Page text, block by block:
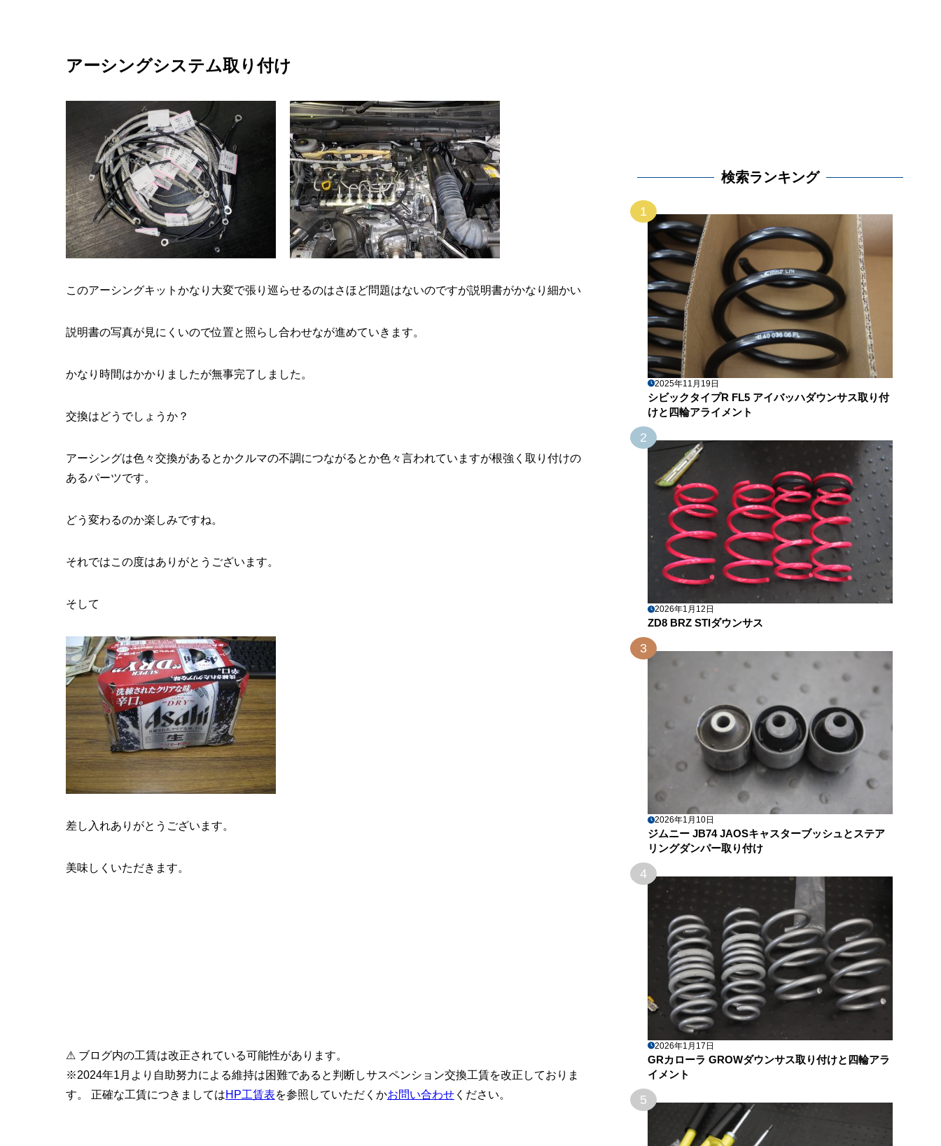
アーシングシステム取り付け
このアーシングキットかなり大変で張り巡らせるのはさほど問題はないのですが説明書がかなり細かい
説明書の写真が見にくいので位置と照らし合わせなが進めていきます。
かなり時間はかかりましたが無事完了しました。
交換はどうでしょうか？
アーシングは色々交換があるとかクルマの不調につながるとか色々言われていますが根強く取り付けの
あるパーツです。
どう変わるのか楽しみですね。
それではこの度はありがとうございます。
そして
差し入れありがとうございます。
美味しくいただきます。
⚠ ブログ内の工賃は改正されている可能性があります。
※2024年1月より自助努力による維持は困難であると判断しサスペンション交換工賃を改正しておりま
す。 正確な工賃につきましてはHP工賃表を参照していただくかお問い合わせください。
検索ランキング
1
2025年11月19日
シビックタイプR FL5 アイバッハダウンサス取り付
けと四輪アライメント
2
2026年1月12日
ZD8 BRZ STIダウンサス
3
2026年1月10日
ジムニー JB74 JAOSキャスターブッシュとステア
リングダンパー取り付け
4
2026年1月17日
GRカローラ GROWダウンサス取り付けと四輪アラ
イメント
5